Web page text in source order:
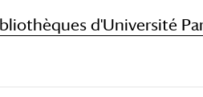
d'Université